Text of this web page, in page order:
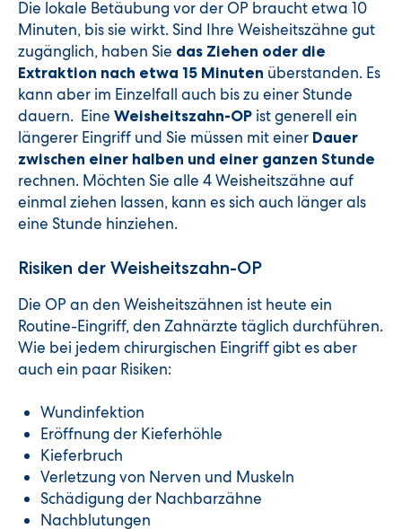
Die lokale Betäubung vor der OP braucht etwa 10
Minuten, bis sie wirkt. Sind Ihre Weisheitszähne gut
zugänglich, haben Sie das Ziehen oder die
Extraktion nach etwa 15 Minuten überstanden. Es
kann aber im Einzelfall auch bis zu einer Stunde
dauern. Eine Weisheitszahn-OP ist generell ein
längerer Eingriff und Sie müssen mit einer Dauer
zwischen einer halben und einer ganzen Stunde
rechnen. Möchten Sie alle 4 Weisheitszähne auf
einmal ziehen lassen, kann es sich auch länger als
eine Stunde hinziehen.
Risiken der Weisheitszahn-OP
Die OP an den Weisheitszähnen ist heute ein
Routine-Eingriff, den Zahnärzte täglich durchführen.
Wie bei jedem chirurgischen Eingriff gibt es aber
auch ein paar Risiken:
Wundinfektion
Eröffnung der Kieferhöhle
Kieferbruch
Verletzung von Nerven und Muskeln
Schädigung der Nachbarzähne
Nachblutungen